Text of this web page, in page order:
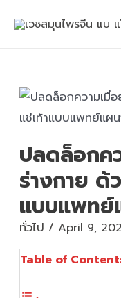
ปลดล็อกค
ร่างกาย ด้
แบบแพทย์
ทั่วไป / April 9,
Table of
navigation